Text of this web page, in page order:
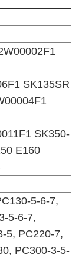
SK135SR
SK350-
E160
5-6-7,
5-6-7,
5, PC220-7,
PC300-3-5-